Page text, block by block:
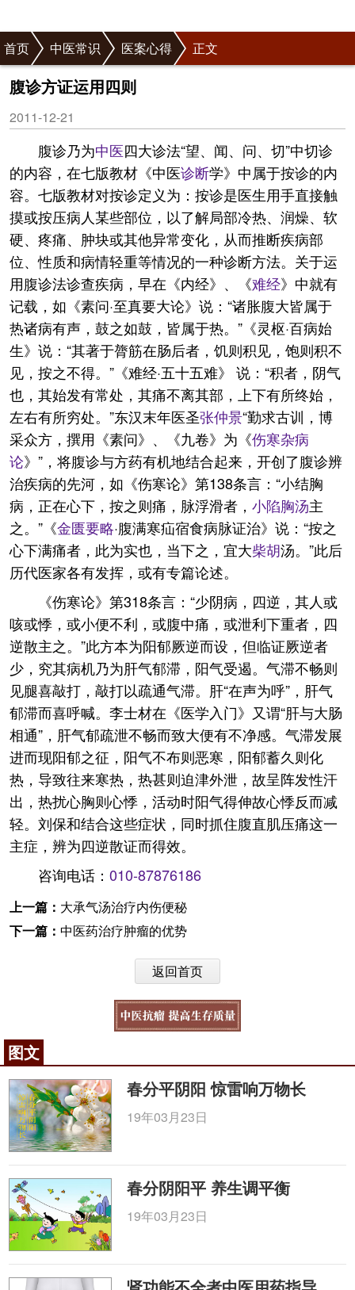
首页 中医常识 医案心得 正文
腹诊方证运用四则
2011-12-21
腹诊乃为中医四大诊法“望、闻、问、切”中切诊
的内容，在七版教材《中医诊断学》中属于按诊的内
容。七版教材对按诊定义为：按诊是医生用手直接触
摸或按压病人某些部位，以了解局部冷热、润燥、软
硬、疼痛、肿块或其他异常变化，从而推断疾病部
位、性质和病情轻重等情况的一种诊断方法。关于运
用腹诊法诊查疾病，早在《内经》、《难经》中就有
记载，如《素问·至真要大论》说：“诸胀腹大皆属于
热诸病有声，鼓之如鼓，皆属于热。”《灵枢·百病始
生》说：“其著于膂筋在肠后者，饥则积见，饱则积不
见，按之不得。”《难经·五十五难》 说：“积者，阴气
也，其始发有常处，其痛不离其部，上下有所终始，
左右有所穷处。”东汉末年医圣张仲景“勤求古训，博
采众方，撰用《素问》、《九卷》为《伤寒杂病
论》”，将腹诊与方药有机地结合起来，开创了腹诊辨
治疾病的先河，如《伤寒论》第138条言：“小结胸
病，正在心下，按之则痛，脉浮滑者， 小陷胸汤主
之。”《金匮要略·腹满寒疝宿食病脉证治》说：“按之
心下满痛者，此为实也，当下之，宜大柴胡汤。”此后
历代医家各有发挥，或有专篇论述。
《伤寒论》第318条言：“少阴病，四逆，其人或
咳或悸，或小便不利，或腹中痛，或泄利下重者，四
逆散主之。”此方本为阳郁厥逆而设，但临证厥逆者
少，究其病机乃为肝气郁滞，阳气受遏。气滞不畅则
见腿喜敲打，敲打以疏通气滞。肝“在声为呼”，肝气
郁滞而喜呼喊。李士材在《医学入门》又谓“肝与大肠
相通”，肝气郁疏泄不畅而致大便有不净感。气滞发展
进而现阳郁之征，阳气不布则恶寒，阳郁蓄久则化
热，导致往来寒热，热甚则迫津外泄，故呈阵发性汗
出，热扰心胸则心悸，活动时阳气得伸故心悸反而减
轻。刘保和结合这些症状，同时抓住腹直肌压痛这一
主症，辨为四逆散证而得效。
咨询电话： 010-87876186
上一篇： 大承气汤治疗内伤便秘
下一篇： 中医药治疗肿瘤的优势
返回首页
图文
春分平阴阳 惊雷响万物长
19年03月23日
春分阴阳平 养生调平衡
19年03月23日